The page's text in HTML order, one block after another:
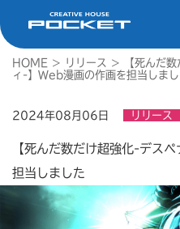
HOME > リリース >
【死んだ
ィ-】Web漫画の作画を担当しまし
2024年08月06日 リリース
【死んだ数だけ超強化-デス
担当しました